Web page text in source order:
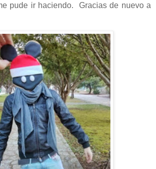
pude ir haciendo. Gracias de nuevo a